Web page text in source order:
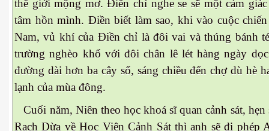
thế giới mộng mơ. Điền chỉ nghe se sẽ một cảm
tâm hồn mình. Điền biết làm sao, khi vào cuộc
Nam, vủ khí của Điền chỉ là đôi vai và thúng bánh
trường nghèo khổ với đôi chân lê lét hàng ngày
đường dài hơn ba cây số, sáng chiều đến chợ dù hè
lạnh của mùa đông.
Cuối năm, Niên theo học khoá sĩ quan cảnh sát, hẹn
Rạch Dừa về Học Viện Cảnh Sát thì anh sẽ đi phép
2